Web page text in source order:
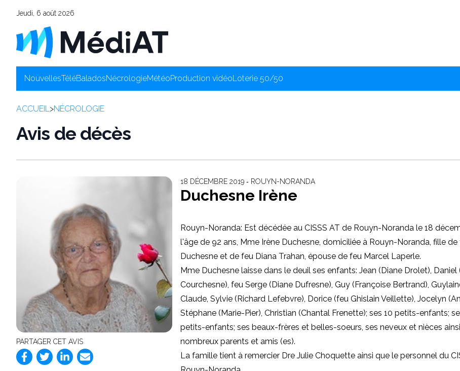
Jeudi, 6 août 2026
NouvellesTéléBaladosNécrologieMétéoProduction vidéoLoterie 50/50
ACCUEIL>NÉCROLOGIE
Avis de décès
PARTAGER CET AVIS
18 DÉCEMBRE 2019 ‐ ROUYN-NORANDA
Duchesne Irène
Rouyn-Noranda: Est décédée au CISSS AT de Rouyn-Noranda le 18
l'âge de 92 ans, Mme Irène Duchesne, domiciliée à Rouyn-Noranda, fille de
Duchesne et de feu Diana Trahan, épouse de feu Marcel Laperle.
Mme Duchesne laisse dans le deuil ses enfants: Jean (Diane Drolet),
Courchesne), feu Serge (Diane Dufresne), Guy (Françoise Bertrand),
Claude, Sylvie (Richard Lefebvre), Dorice (feu Ghislain Veillette), Jocelyn
Stéphane (Marie-Pier), Christian (Chantal Frenette); ses 10 petits-enfants;
petits-enfants; ses beaux-frères et belles-soeurs, ses neveux et nièces
nombreux parents et amis (es).
La famille tient à remercier Dre Julie Choquette ainsi que le personnel du